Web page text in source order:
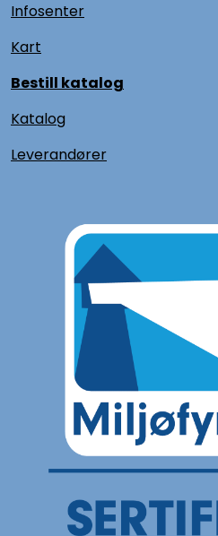
Infosenter
Kart
Bestill katalog
Katalog
Leverandører